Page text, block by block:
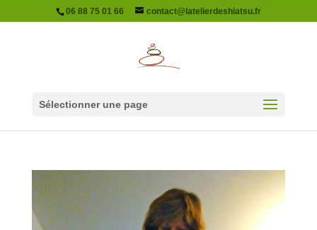
06 88 75 01 66 contact@latelierdeshiatsu.fr
Sélectionner une page